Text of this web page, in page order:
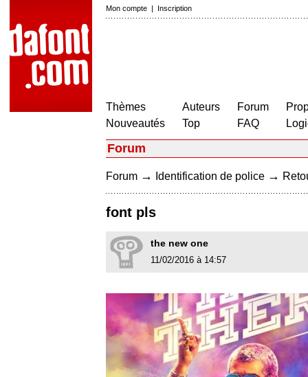
Mon compte | Inscription
Thèmes
Nouveautés
Auteurs
Top
Forum
FAQ
Forum
Forum → Identification de police →
font pls
the new one
11/02/2016 à 14:57